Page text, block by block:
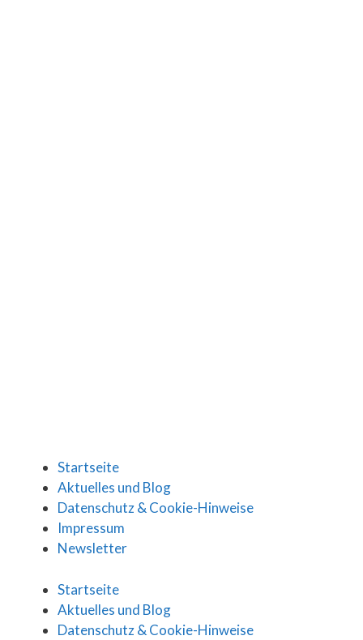
Startseite
Aktuelles und Blog
Datenschutz & Cookie-Hinweise
Impressum
Newsletter
Startseite
Aktuelles und Blog
Datenschutz & Cookie-Hinweise